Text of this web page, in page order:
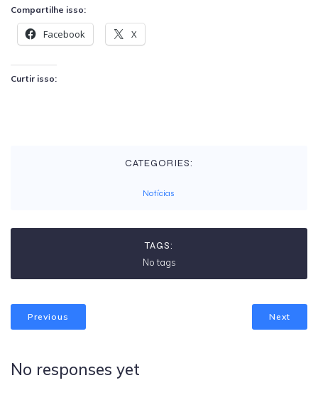
Compartilhe isso:
Facebook X
Curtir isso:
CATEGORIES:
Notícias
TAGS:
No tags
Previous Next
No responses yet